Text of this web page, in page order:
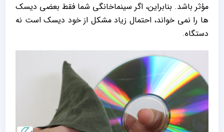
مؤثر باشد. بنابراین، اگر سینماخانگی شما فقط بعضی دیسک‌
ها را نمی ‌خواند، احتمال زیاد مشکل از خود دیسک است نه
دستگاه.